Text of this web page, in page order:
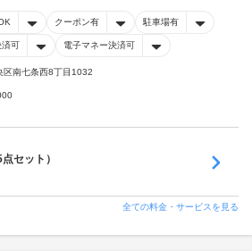
クーポン有 駐車場有
済可 電子マネー決済可
区南七条西8丁目1032
セット）
全ての料金・サービスを見る